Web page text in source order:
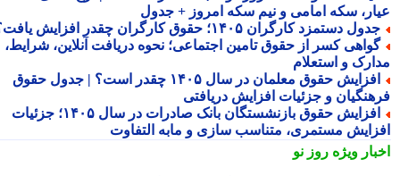
سکه امامی و نیم سکه امروز + جدول
دستمزد کارگران ۱۴۰۵؛ حقوق کارگران چقدر افزایش یافت؟
کسر از حقوق تامین اجتماعی؛ نحوه دریافت آنلاین، شرایط،
و استعلام
افزایش حقوق معلمان در سال ۱۴۰۵ چقدر است؟ | جدول حقوق
و جزئیات افزایش دریافتی
افزایش حقوق بازنشستگان بانک صادرات در سال ۱۴۰۵؛ جزئیات
مستمری، متناسب سازی و مابه التفاوت
ویژهروز نو